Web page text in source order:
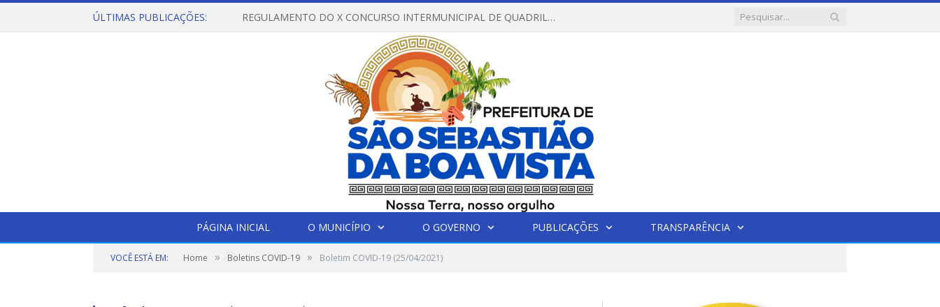
ÚLTIMAS PUBLICAÇÕES: REGULAMENTO DO X CONCURSO INTERMUNICIPAL DE QUADRILHAS JUNINAS – 2026 – ARRAIÁ DA VENEZA
PÁGINA INICIAL O MUNICÍPIO O GOVERNO PUBLICAÇÕES TRANSPARÊNCIA
VOCÊ ESTÁ EM: Home » Boletins COVID-19 » Boletim COVID-19 (25/04/2021)